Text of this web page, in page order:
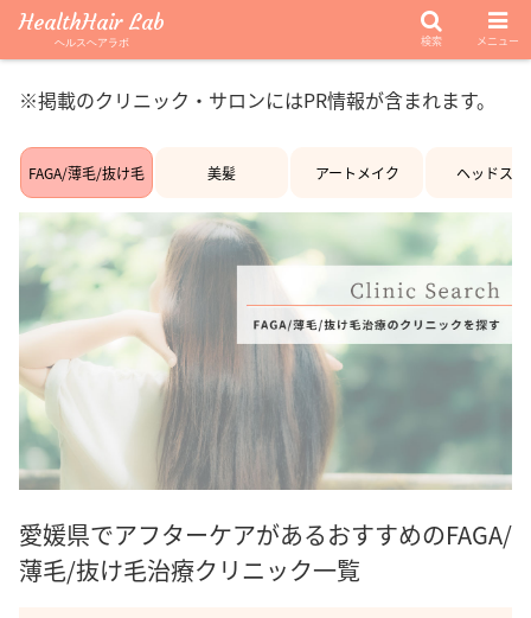
※掲載のクリニック・サロンにはPR情報が含まれます。
FAGA/薄毛/抜け毛 美髪 アートメイク ヘッドスパ
愛媛県でアフターケアがあるおすすめのFAGA/
薄毛/抜け毛治療クリニック一覧
HealthHair Lab
ヘルスヘアラボ 検索 メニュー